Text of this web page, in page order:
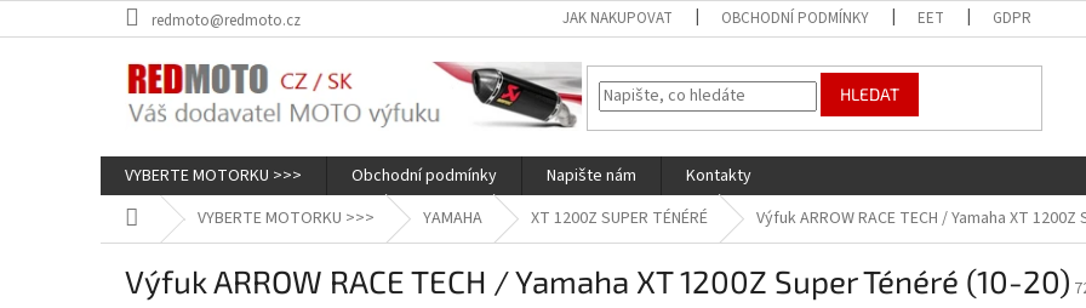
na
redmoto@redmoto.cz JAK NAKUPOVAT OBCHODNÍ PODMÍNKY EET GDPR
HLEDAT
VYBERTE MOTORKU >>> Obchodní podmínky Napište nám
Kontakty
Domů VYBERTE MOTORKU >>> YAMAHA XT 1200Z SUPER TÉNÉRÉ Výfuk ARROW RACE TECH / Yamaha XT
Výfuk ARROW RACE TECH / Yamaha XT 1200Z Super Ténéré (10-20)